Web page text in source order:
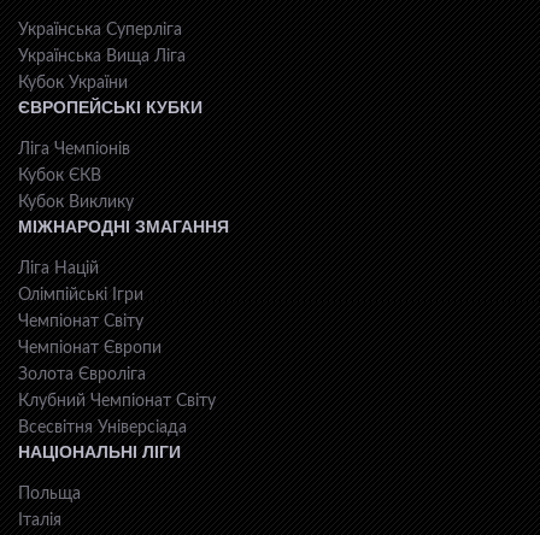
Українська Суперліга
Українська Вища Ліга
Кубок України
ЄВРОПЕЙСЬКІ КУБКИ
Ліга Чемпіонів
Кубок ЄКВ
Кубок Виклику
МІЖНАРОДНІ ЗМАГАННЯ
Ліга Націй
Олімпійські Ігри
Чемпіонат Світу
Чемпіонат Європи
Золота Євроліга
Клубний Чемпіонат Світу
Всесвiтня Унiверсiaда
НАЦІОНАЛЬНІ ЛІГИ
Польща
Італія